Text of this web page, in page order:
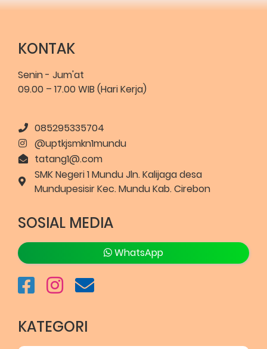
KONTAK
Senin - Jum'at
09.00 – 17.00 WIB (Hari Kerja)
085295335704
@uptkjsmkn1mundu
tatang1@.com
SMK Negeri 1 Mundu Jln. Kalijaga desa
Mundupesisir Kec. Mundu Kab. Cirebon
SOSIAL MEDIA
WhatsApp
KATEGORI